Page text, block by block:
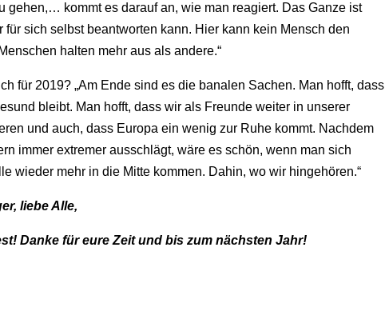
gehen,… kommt es darauf an, wie man reagiert. Das Ganze ist
sich selbst beantworten kann. Hier kann kein Mensch den
halten mehr aus als andere.“
für 2019? „Am Ende sind es die banalen Sachen. Man hofft, dass
bleibt. Man hofft, dass wir als Freunde weiter in unserer
und auch, dass Europa ein wenig zur Ruhe kommt. Nachdem
immer extremer ausschlägt, wäre es schön, wenn man sich
wieder mehr in die Mitte kommen. Dahin, wo wir hingehören.“
liebe Alle,
Danke für eure Zeit und bis zum nächsten Jahr!